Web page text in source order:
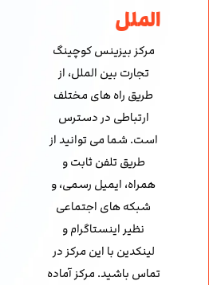
الملل
مرکز بیزینس کوچینگ
تجارت بین الملل، از
طریق راه های مختلف
ارتباطی در دسترس
است. شما می توانید از
طریق تلفن ثابت و
همراه، ایمیل رسمی، و
شبکه های اجتماعی
نظیر اینستاگرام و
لینکدین با این مرکز در
تماس باشید. مرکز آماده